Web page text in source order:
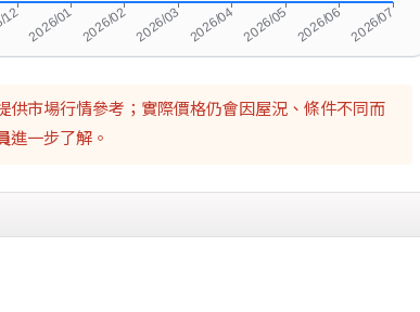
供市場行情參考；實際價格仍會因屋況、條件不同而
進一步了解。